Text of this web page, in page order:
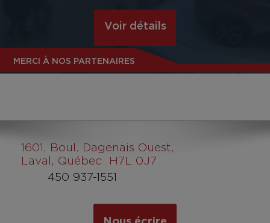
Voir détails
MERCI À NOS PARTENAIRES
1601 , Boul. Dagenais Ouest,
Laval, Québec H7L 0J7
450 937-1551